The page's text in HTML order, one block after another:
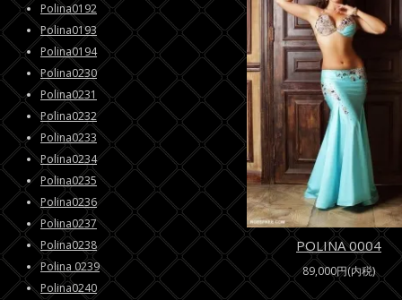
POLINA 0004
89,000円(内税)
Polina0192
Polina0193
Polina0194
Polina0230
Polina0231
Polina0232
Polina0233
Polina0234
Polina0235
Polina0236
Polina0237
Polina0238
Polina 0239
Polina0240